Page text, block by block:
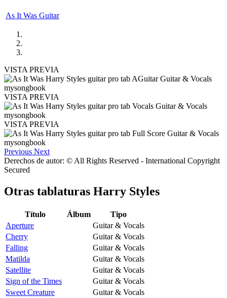
As It Was Guitar
VISTA PREVIA
VISTA PREVIA
VISTA PREVIA
Previous Next
Derechos de autor: © All Rights Reserved - International Copyright
Secured
Otras tablaturas Harry Styles
Título Álbum
Tipo
Aperture
Guitar & Vocals
Cherry
Guitar & Vocals
Falling
Guitar & Vocals
Matilda
Guitar & Vocals
Satellite
Guitar & Vocals
Sign of the Times
Guitar & Vocals
Sweet Creature
Guitar & Vocals